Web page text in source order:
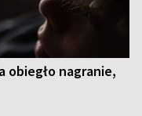
obiegło nagranie,